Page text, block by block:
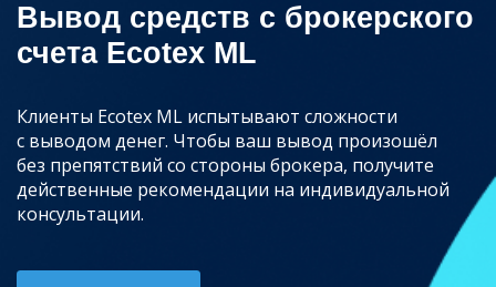
Вывод средств с брокерского
счета Ecotex ML
Клиенты Ecotex ML испытывают сложности
с выводом денег. Чтобы ваш вывод произошёл
без препятствий со стороны брокера, получите
действенные рекомендации на индивидуальной
консультации.